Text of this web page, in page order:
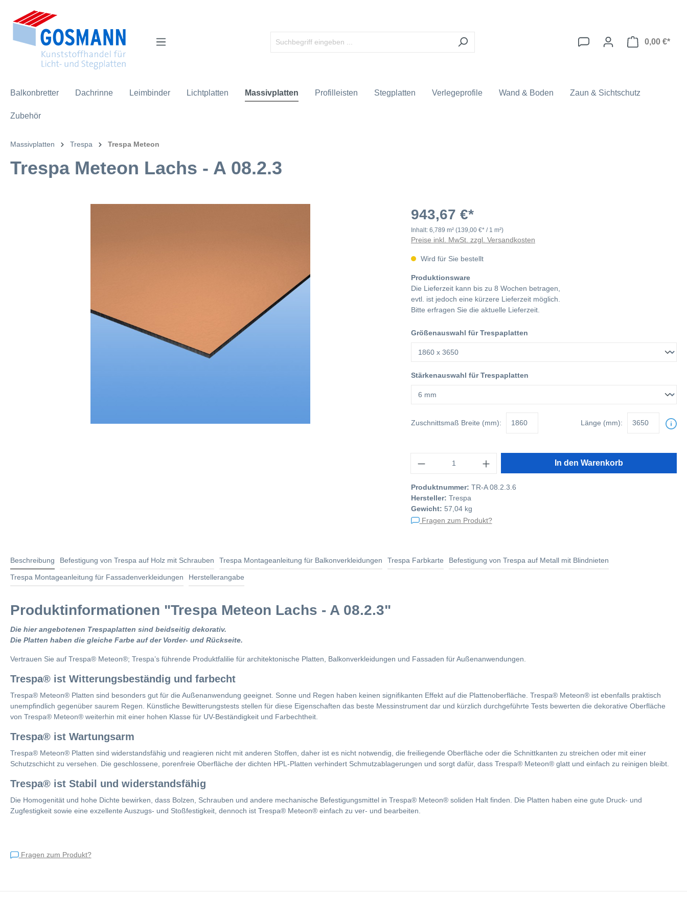
springen
0,00 €*
Balkonbretter Dachrinne Leimbinder Lichtplatten Massivplatten Profilleisten Stegplatten Verlegeprofile Wand & Boden Zaun & Sichtschutz
Zubehör
Massivplatten Trespa Trespa Meteon
Trespa Meteon Lachs - A 08.2.3
943,67 €*
Inhalt: 6,789 m² (139,00 €* / 1 m²)
Preise inkl. MwSt. zzgl. Versandkosten
Wird für Sie bestellt
Produktionsware
Die Lieferzeit kann bis zu 8 Wochen betragen,
evtl. ist jedoch eine kürzere Lieferzeit möglich.
Bitte erfragen Sie die aktuelle Lieferzeit.
Größenauswahl für Trespaplatten
Stärkenauswahl für Trespaplatten
Zuschnittsmaß Breite (mm): Länge (mm):
In den Warenkorb
Produktnummer: TR-A 08.2.3.6
Hersteller: Trespa
Gewicht: 57,04 kg
Fragen zum Produkt?
Beschreibung Befestigung von Trespa auf Holz mit Schrauben Trespa Montageanleitung für Balkonverkleidungen Trespa Farbkarte Befestigung von Trespa auf Metall mit Blindnieten
Trespa Montageanleitung für Fassadenverkleidungen Herstellerangabe
Produktinformationen "Trespa Meteon Lachs - A 08.2.3"
Die hier angebotenen Trespaplatten sind beidseitig dekorativ.
Die Platten haben die gleiche Farbe auf der Vorder- und Rückseite.
Vertrauen Sie auf Trespa® Meteon®; Trespa’s führende Produktfalilie für architektonische Platten, Balkonverkleidungen und Fassaden für Außenanwendungen.
Trespa® ist Witterungsbeständig und farbecht
Trespa® Meteon® Platten sind besonders gut für die Außenanwendung geeignet. Sonne und Regen haben keinen signifikanten Effekt auf die Plattenoberfläche. Trespa® Meteon® ist ebenfalls praktisch
unempfindlich gegenüber saurem Regen. Künstliche Bewitterungstests stellen für diese Eigenschaften das beste Messinstrument dar und kürzlich durchgeführte Tests bewerten die dekorative Oberfläche
von Trespa® Meteon® weiterhin mit einer hohen Klasse für UV-Beständigkeit und Farbechtheit.
Trespa® ist Wartungsarm
Trespa® Meteon® Platten sind widerstandsfähig und reagieren nicht mit anderen Stoffen, daher ist es nicht notwendig, die freiliegende Oberfläche oder die Schnittkanten zu streichen oder mit einer
Schutzschicht zu versehen. Die geschlossene, porenfreie Oberfläche der dichten HPL-Platten verhindert Schmutzablagerungen und sorgt dafür, dass Trespa® Meteon® glatt und einfach zu reinigen bleibt.
Trespa® ist Stabil und widerstandsfähig
Die Homogenität und hohe Dichte bewirken, dass Bolzen, Schrauben und andere mechanische Befestigungsmittel in Trespa® Meteon® soliden Halt finden. Die Platten haben eine gute Druck- und
Zugfestigkeit sowie eine exzellente Auszugs- und Stoßfestigkeit, dennoch ist Trespa® Meteon® einfach zu ver- und bearbeiten.
Fragen zum Produkt?